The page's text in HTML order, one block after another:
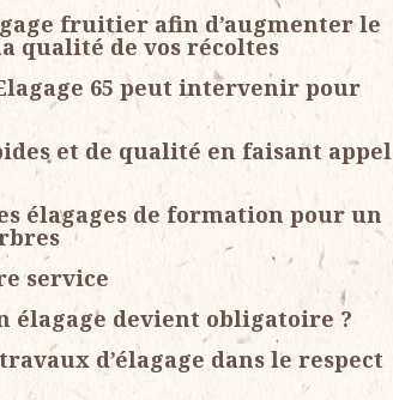
fruitier afin d’augmenter le
qualité de vos récoltes
65 peut intervenir pour
et de qualité en faisant appel
élagages de formation pour un
service
élagage devient obligatoire ?
d’élagage dans le respect